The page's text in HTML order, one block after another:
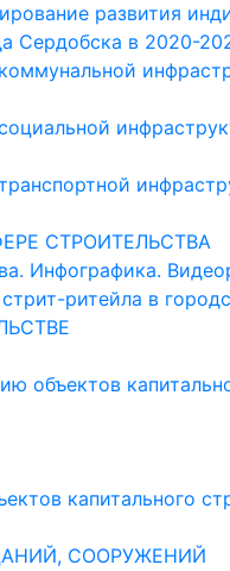
развития
Сердобска в 2020-
СТРОИТЕЛЬСТВА
Инфографика.
ритейла в
объектов
капитального
СООРУЖЕНИЙ